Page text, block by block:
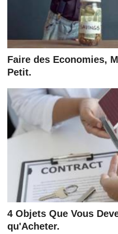
Faire des Economies,
Petit.
4 Objets Que Vous
qu'Acheter.